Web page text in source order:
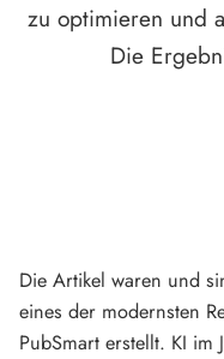
zu optimieren und
Die
Die Artikel waren und
eines der modernsten
PubSmart erstellt. KI